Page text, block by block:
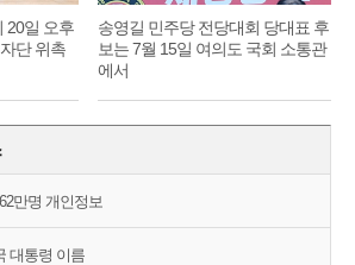
20일 오후
단 위촉
송영길 민주당 전당대회 당대표 후
보는 7월 15일 여의도 국회 소통관
에서
만명 개인정보
대통령 이름